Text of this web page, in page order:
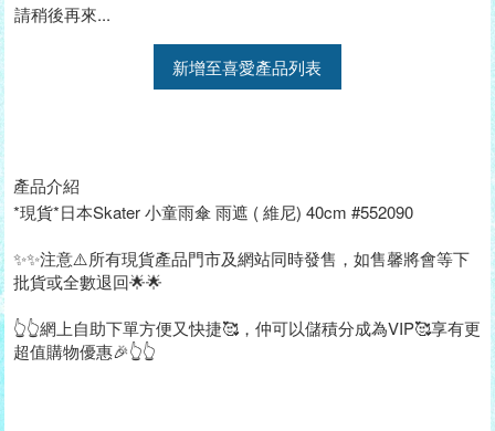
請稍後再來...
新增至喜愛產品列表
產品介紹
*現貨*日本Skater 小童雨傘 雨遮 ( 維尼) 40cm #552090
✨✨注意⚠️所有現貨產品門市及網站同時發售，如售馨將會等下
批貨或全數退回🌟🌟
👆👆網上自助下單方便又快捷🥰，仲可以儲積分成為VIP🥰享有更
超值購物優惠🎉👆👆